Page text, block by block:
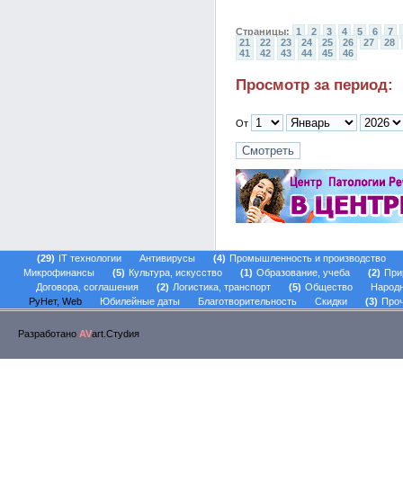
Страницы: 1 2 3 4 5 6
7
21
22 23 24 25 26 27
28
41
42 43 44 45 46
Просмотр за период:
От
29 IT технологии Антивирусы 4
Промышленность и производство
Микрофинансы
5 Культура, искусство 1 Образование, учеба 2
Договора, соглашения
2 Логистика, транспорт 5 Общество
РуНет, Web
Юбилейные даты Благотворительность Скидки 3
Разработано AVart.Стуdия